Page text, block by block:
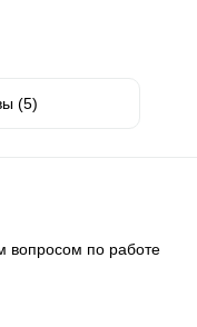
(5)
по работе